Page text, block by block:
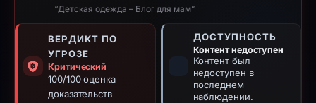
“Детская одежда – Блог для мам”
ВЕРДИКТ ПО
УГРОЗЕ
Критический
100/100 оценка
доказательств
ДОСТУПНОСТЬ
Контент недоступен
Контент был
недоступен в
последнем
наблюдении.